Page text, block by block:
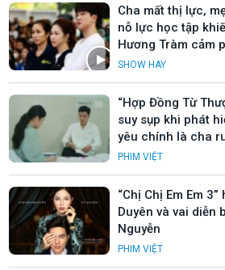
Cha mất thị lực,
nỗ lực học tập
Hương Tràm cảm
SHOW HAY
“Hợp Đồng Từ
suy sụp khi phát
yêu chính là cha
PHIM VIỆT
“Chị Chị Em Em
Duyên và vai diễn
Nguyễn
PHIM VIỆT